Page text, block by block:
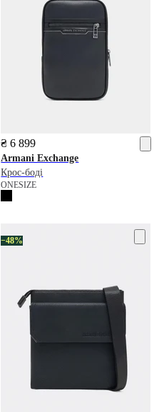
₴ 6 899
Armani Exchange
Крос-боді
ONESIZE
−48%